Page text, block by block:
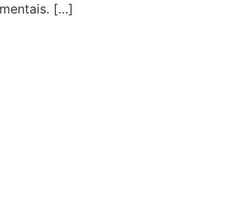
[…]